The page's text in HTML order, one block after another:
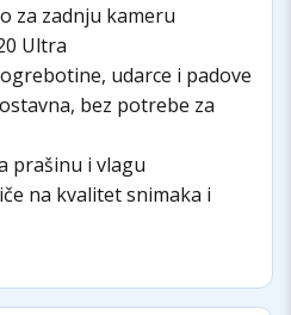
za zadnju kameru
Ultra
udarce i padove
bez potrebe za
prašinu i vlagu
na kvalitet snimaka i